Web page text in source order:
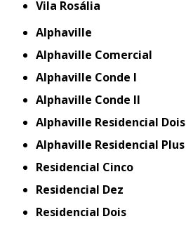
Vila Rosália
Alphaville
Alphaville Comercial
Alphaville Conde I
Alphaville Conde II
Alphaville Residencial Dois
Alphaville Residencial Plus
Residencial Cinco
Residencial Dez
Residencial Dois